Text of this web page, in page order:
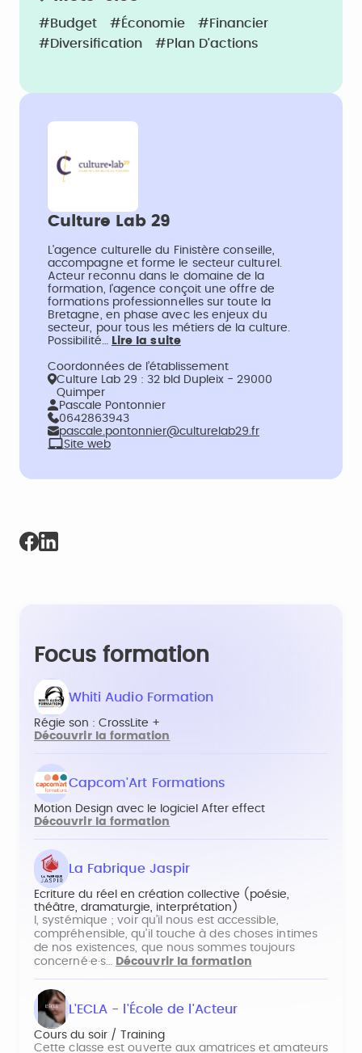
#Budget #économie
#Financier
#Diversification
#Plan D'actions
Culture Lab 29
L'agence culturelle du Finistère conseille,
accompagne et forme le secteur culturel.
Acteur reconnu dans le domaine de la
formation, l'agence conçoit une offre de
formations professionnelles sur toute la
Bretagne, en phase avec les enjeux du
secteur, pour tous les métiers de la culture.
Possibilité…
Lire la suite
Coordonnées de l’établissement
Culture Lab 29 : 32 bld Dupleix - 29000
Quimper
Pascale Pontonnier
0642863943
pascale.pontonnier@culturelab29.fr
Site web
Focus formation
Whiti Audio Formation
Régie son : CrossLite +
Découvrir la formation
Capcom'Art Formations
Motion Design avec le logiciel After effect
Découvrir la formation
La Fabrique Jaspir
Ecriture du réel en création collective (poésie,
théâtre, dramaturgie, interprétation)
l, systémique ; voir qu’il nous est accessible,
compréhensible, qu’il touche à des choses intimes
de nos existences, que nous sommes toujours
concerné·e·s… Découvrir la formation
L'ECLA - l'École de l'Acteur
Cours du soir / Training
Cette classe est ouverte aux amatrices et amateurs